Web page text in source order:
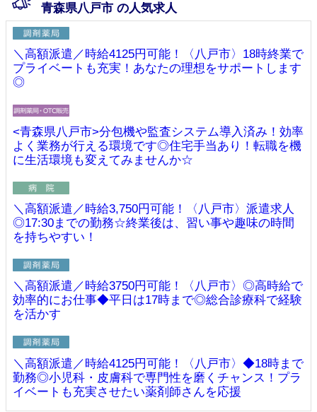
青森県八戸市 の人気求人
＼高額派遣／時給4125円可能！〈八戸市〉18時終業で
プライベートも充実！あなたの理想をサポートします
◎
<青森県八戸市>分包機や監査システム導入済み！効率
よく業務が行える環境です◎住宅手当あり！転職を機
に生活環境も変えてみませんか☆
＼高額派遣／時給3,750円可能！〈八戸市〉派遣求人
◎17:30までの勤務☆終業後は、習い事や趣味の時間
を持ちやすい！
＼高額派遣／時給3750円可能！〈八戸市〉◎高時給で
効率的にお仕事◆平日は17時まで◎総合診療科で経験
を活かす
＼高額派遣／時給4125円可能！〈八戸市〉◆18時まで
勤務◎小児科・皮膚科で専門性を磨くチャンス！プラ
イベートも充実させたい薬剤師さんを応援